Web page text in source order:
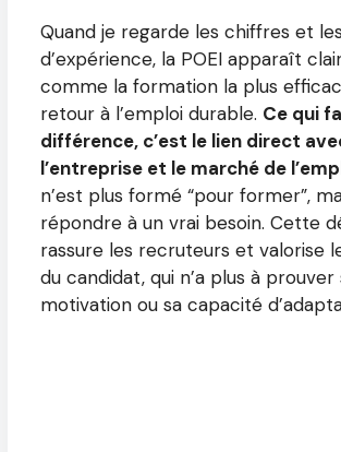
Quand je regarde les chiffres et
d’expérience, la POEI apparaît
comme la formation la plus
retour à l’emploi durable. Ce qui
différence, c’est le lien direct
l’entreprise et le marché de
n’est plus formé “pour former”,
répondre à un vrai besoin. Cette
rassure les recruteurs et valorise
du candidat, qui n’a plus à prouver
motivation ou sa capacité